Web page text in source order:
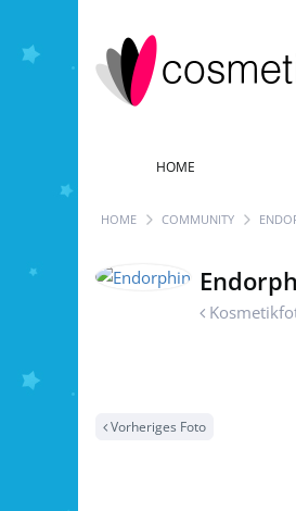
HOME
HOME COMMUNITY
Vorheriges Foto